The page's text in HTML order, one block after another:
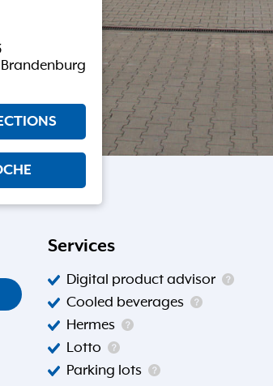
Services
Digital product advisor
Cooled beverages
Hermes
Lotto
Parking lots